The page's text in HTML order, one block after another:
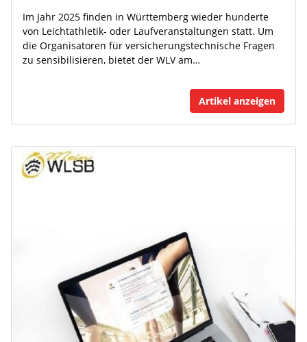
Im Jahr 2025 finden in Württemberg wieder hunderte
von Leichtathletik- oder Laufveranstaltungen statt. Um
die Organisatoren für versicherungstechnische Fragen
zu sensibilisieren, bietet der WLV am…
Artikel anzeigen